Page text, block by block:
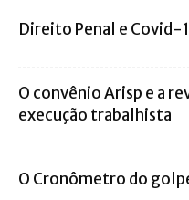
Direito Penal e Covid-
O convênio Arisp e a
execução trabalhista
O Cronômetro do